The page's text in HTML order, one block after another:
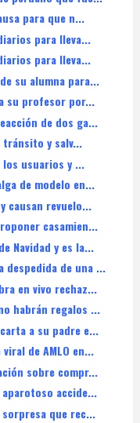
para que n...
para lleva...
para lleva...
su alumna para...
su profesor por...
de dos ga...
tránsito y salv...
usuarios y ...
de modelo en...
causan revuelo...
casamien...
Navidad y es la...
despedida de una ...
en vivo rechaz...
habrán regalos ...
a su padre e...
de AMLO en...
sobre compr...
accide...
que rec...